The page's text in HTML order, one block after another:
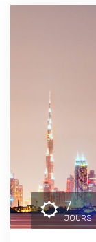
7
JOURS